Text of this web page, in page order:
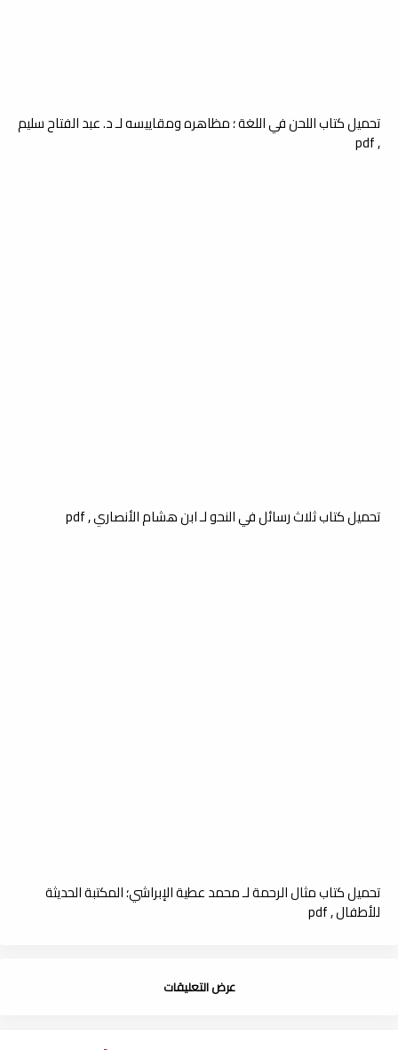
تحميل كتاب اللحن في اللغة ؛ مظاهره ومقاييسه لـ د. عبد الفتاح سليم
, pdf
تحميل كتاب ثلاث رسائل في النحو لـ ابن هشام الأنصاري , pdf
تحميل كتاب مثال الرحمة لـ محمد عطية الإبراشي؛ المكتبة الحديثة
للأطفال , pdf
عرض التعليقات